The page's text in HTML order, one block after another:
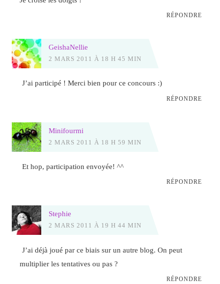
RÉPONDRE
GeishaNellie
2 MARS 2011 À 18 H 45 MIN
J’ai participé ! Merci bien pour ce concours :)
RÉPONDRE
Minifourmi
2 MARS 2011 À 18 H 59 MIN
Et hop, participation envoyée! ^^
RÉPONDRE
Stephie
2 MARS 2011 À 19 H 44 MIN
J’ai déjà joué par ce biais sur un autre blog. On peut
multiplier les tentatives ou pas ?
RÉPONDRE